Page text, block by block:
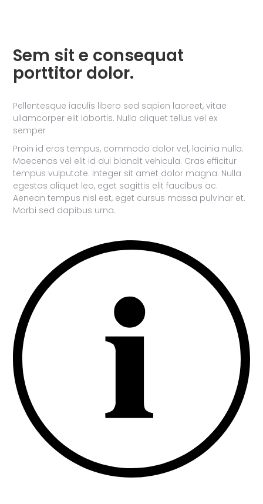
Sem sit e consequat
porttitor dolor.
Pellentesque iaculis libero sed sapien laoreet, vitae
ullamcorper elit lobortis. Nulla aliquet tellus vel ex
semper
Proin id eros tempus, commodo dolor vel, lacinia nulla.
Maecenas vel elit id dui blandit vehicula. Cras efficitur
tempus vulputate. Integer sit amet dolor magna. Nulla
egestas aliquet leo, eget sagittis elit faucibus ac.
Aenean tempus nisl est, eget cursus massa pulvinar et.
Morbi sed dapibus urna.